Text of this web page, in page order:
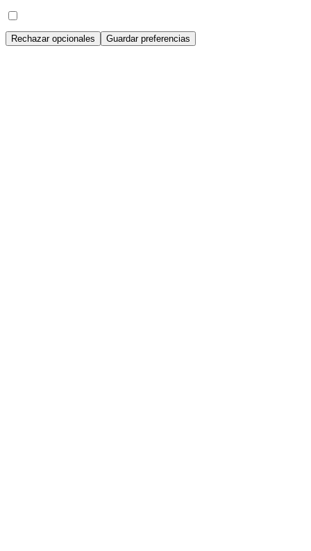
Rechazar opcionales Guardar preferencias